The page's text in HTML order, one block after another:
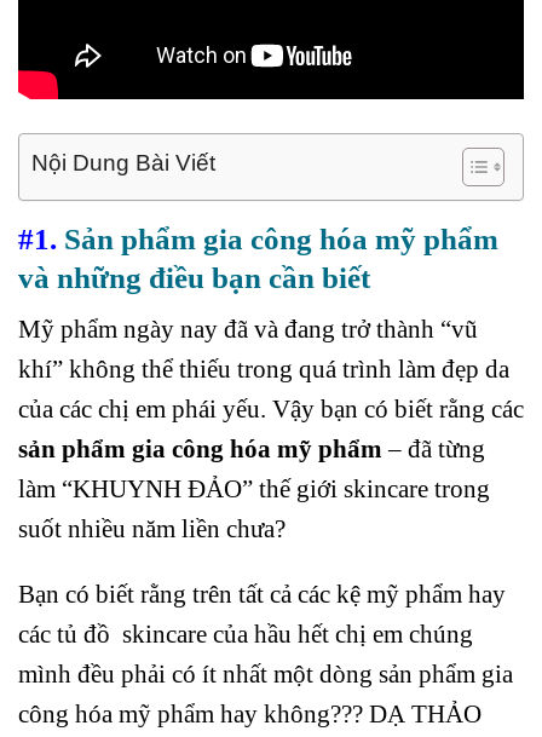
Nội Dung Bài Viết
#1. Sản phẩm gia công hóa mỹ phẩm
và những điều bạn cần biết
Mỹ phẩm ngày nay đã và đang trở thành “vũ
khí” không thể thiếu trong quá trình làm đẹp da
của các chị em phái yếu. Vậy bạn có biết rằng các
sản phẩm gia công hóa mỹ phẩm – đã từng
làm “KHUYNH ĐẢO” thế giới skincare trong
suốt nhiều năm liền chưa?
Bạn có biết rằng trên tất cả các kệ mỹ phẩm hay
các tủ đồ skincare của hầu hết chị em chúng
mình đều phải có ít nhất một dòng sản phẩm gia
công hóa mỹ phẩm hay không??? DẠ THẢO